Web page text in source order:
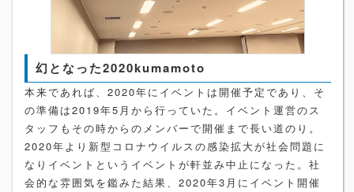
幻となった2020kumamoto
本来であれば、2020年にイベントは開催予定であり、そ
の準備は2019年5月から行っていた。イベント運営のス
タッフもその時からのメンバーで開催まで長い道のり。
2020年より新型コロナウイルスの感染拡大が社会問題に
なりイベントというイベントが軒並み中止になった。社
会的な雰囲気を鑑みた結果、2020年3月にイベント開催